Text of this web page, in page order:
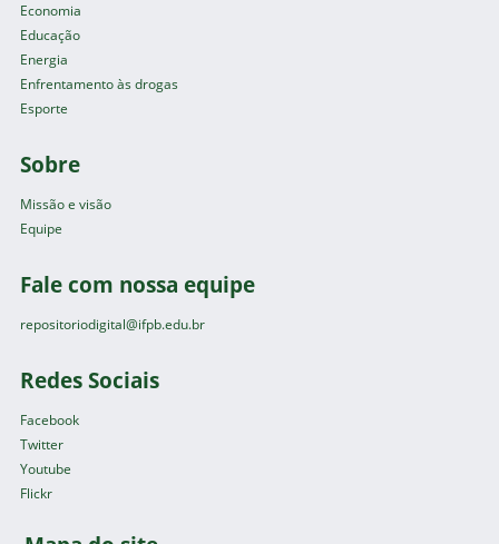
Economia
Educação
Energia
Enfrentamento às drogas
Esporte
Sobre
Missão e visão
Equipe
Fale com nossa equipe
repositoriodigital@ifpb.edu.br
Redes Sociais
Facebook
Twitter
Youtube
Flickr